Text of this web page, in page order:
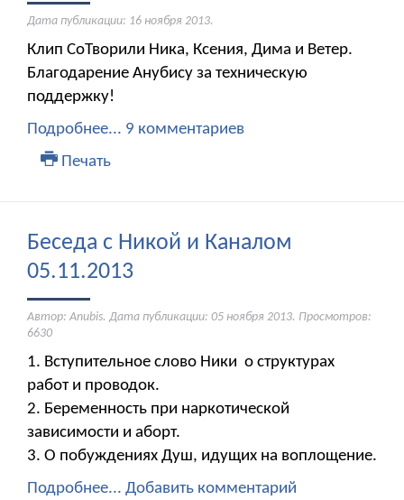
Дата публикации: 16 ноября 2013.
Клип СоТворили Ника, Ксения, Дима и Ветер.
Благодарение Анубису за техническую
поддержку!
Подробнее... 9 комментариев
Печать
Беседа с Никой и Каналом
05.11.2013
Автор: Anubis. Дата публикации: 05 ноября 2013. Просмотров:
6630
1. Вступительное слово Ники о структурах
работ и проводок.
2. Беременность при наркотической
зависимости и аборт.
3. О побуждениях Душ, идущих на воплощение.
Подробнее... Добавить комментарий